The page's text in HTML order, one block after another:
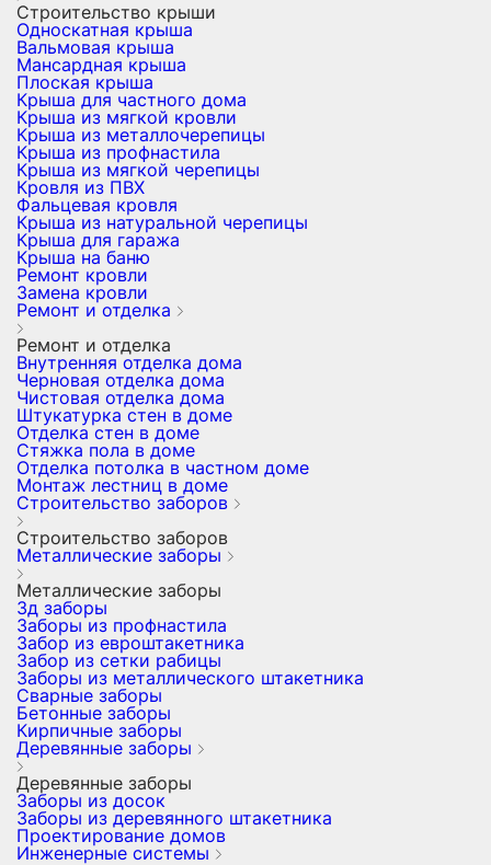
Строительство крыши
Односкатная крыша
Вальмовая крыша
Мансардная крыша
Плоская крыша
Крыша для частного дома
Крыша из мягкой кровли
Крыша из металлочерепицы
Крыша из профнастила
Крыша из мягкой черепицы
Кровля из ПВХ
Фальцевая кровля
Крыша из натуральной черепицы
Крыша для гаража
Крыша на баню
Ремонт кровли
Замена кровли
Ремонт и отделка
Ремонт и отделка
Внутренняя отделка дома
Черновая отделка дома
Чистовая отделка дома
Штукатурка стен в доме
Отделка стен в доме
Стяжка пола в доме
Отделка потолка в частном доме
Монтаж лестниц в доме
Строительство заборов
Строительство заборов
Металлические заборы
Металлические заборы
3д заборы
Заборы из профнастила
Забор из евроштакетника
Забор из сетки рабицы
Заборы из металлического штакетника
Сварные заборы
Бетонные заборы
Кирпичные заборы
Деревянные заборы
Деревянные заборы
Заборы из досок
Заборы из деревянного штакетника
Проектирование домов
Инженерные системы